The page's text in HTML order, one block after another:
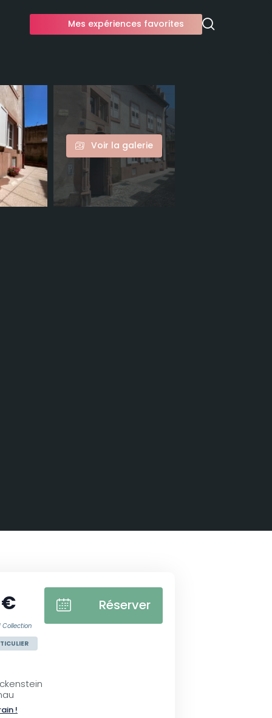
Mes expériences favorites
Voir la galerie
Réserver
!